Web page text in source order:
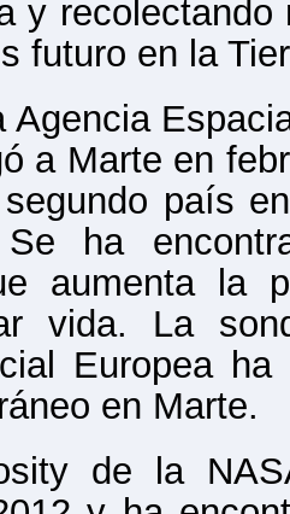
y
futuro en la
Agencia
a Marte en
país
Se ha
aumenta la
vida. La
Europea
en Marte.
de la